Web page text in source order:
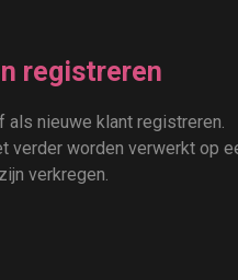
registreren
als nieuwe klant registreren.
worden verwerkt op
verkregen.